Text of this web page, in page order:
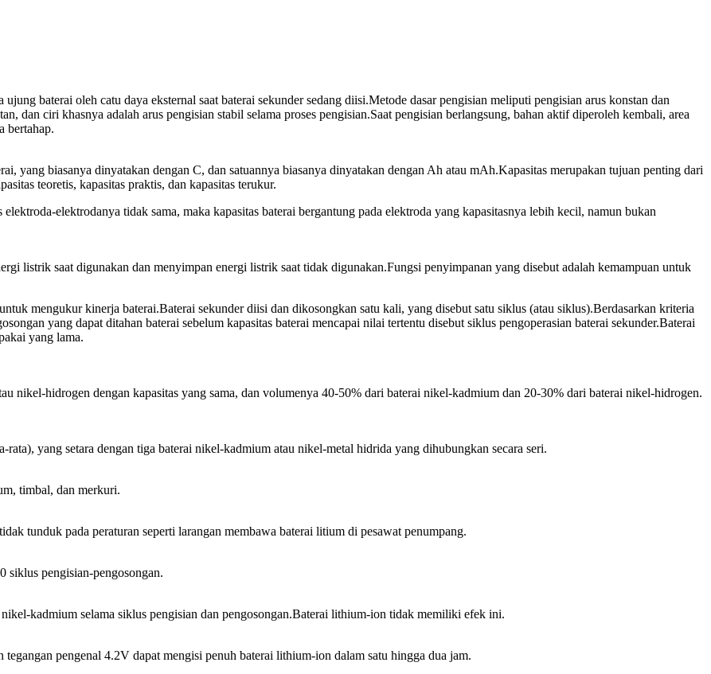
baterai oleh catu daya eksternal saat baterai sekunder sedang diisi.Metode dasar pengisian meliputi pengisian arus konstan dan
dan ciri khasnya adalah arus pengisian stabil selama proses pengisian.Saat pengisian berlangsung, bahan aktif diperoleh kembali, area
bertahap.
yang biasanya dinyatakan dengan C, dan satuannya biasanya dinyatakan dengan Ah atau mAh.Kapasitas merupakan tujuan penting dari
teoretis, kapasitas praktis, dan kapasitas terukur.
elektrodanya tidak sama, maka kapasitas baterai bergantung pada elektroda yang kapasitasnya lebih kecil, namun bukan
listrik saat digunakan dan menyimpan energi listrik saat tidak digunakan.Fungsi penyimpanan yang disebut adalah kemampuan untuk
mengukur kinerja baterai.Baterai sekunder diisi dan dikosongkan satu kali, yang disebut satu siklus (atau siklus).Berdasarkan kriteria
yang dapat ditahan baterai sebelum kapasitas baterai mencapai nilai tertentu disebut siklus pengoperasian baterai sekunder.Baterai
yang lama.
nikel-hidrogen dengan kapasitas yang sama, dan volumenya 40-50% dari baterai nikel-kadmium dan 20-30% dari baterai nikel-hidrogen.
yang setara dengan tiga baterai nikel-kadmium atau nikel-metal hidrida yang dihubungkan secara seri.
timbal, dan merkuri.
tunduk pada peraturan seperti larangan membawa baterai litium di pesawat penumpang.
pengisian-pengosongan.
kadmium selama siklus pengisian dan pengosongan.Baterai lithium-ion tidak memiliki efek ini.
pengenal 4.2V dapat mengisi penuh baterai lithium-ion dalam satu hingga dua jam.